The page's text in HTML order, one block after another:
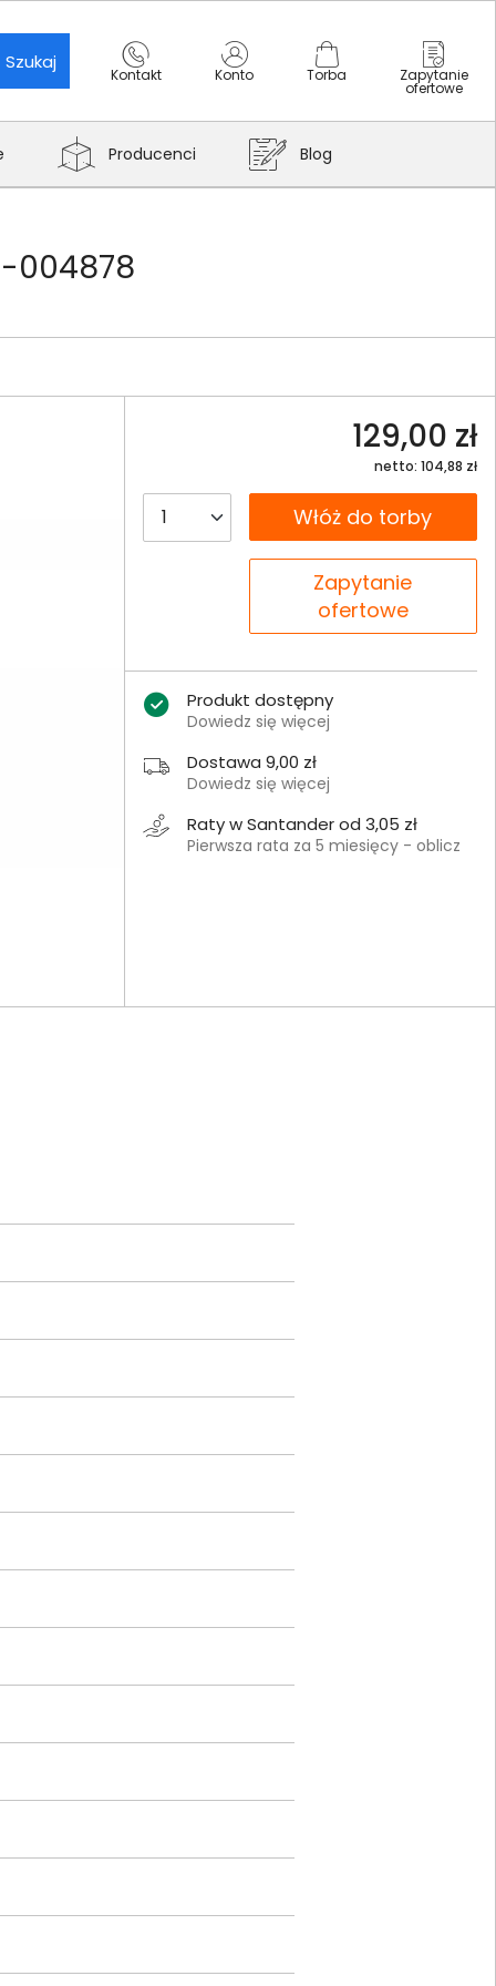
Szukaj
Kontakt Konto Torba Zapytanie
ofertowe
Producenci Blog
004878
129,00 zł
netto: 104,88 zł
__B2C.PRODUCT.QUANTITY
__B2C.PRODUCT.QUANTITY
Włóż do torby
Zapytanie
ofertowe
Produkt dostępny
Dowiedz się więcej
Dostawa 9,00 zł
Dowiedz się więcej
Raty w Santander od 3,05 zł
Pierwsza rata za 5 miesięcy - oblicz